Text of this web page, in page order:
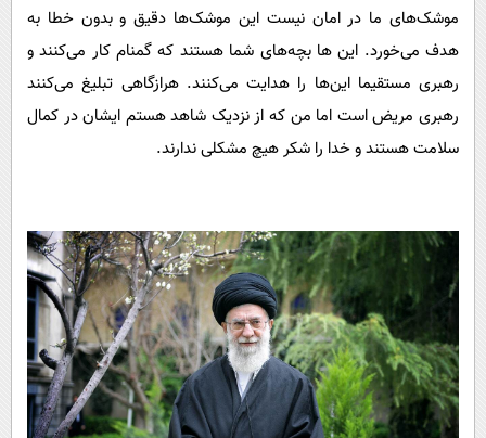
موشک‌های ما در امان نیست این موشک‌ها دقیق و بدون خطا به
هدف می‌خورد. این ها بچه‌های شما هستند که گمنام کار می‌کنند و
رهبری مستقیما این‌ها را هدایت می‌کنند. هرازگاهی تبلیغ می‌کنند
رهبری مریض است اما من که از نزدیک شاهد هستم ایشان در کمال
سلامت هستند و خدا را شکر هیچ مشکلی ندارند.